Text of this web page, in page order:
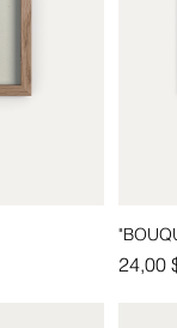
Prix
24,00